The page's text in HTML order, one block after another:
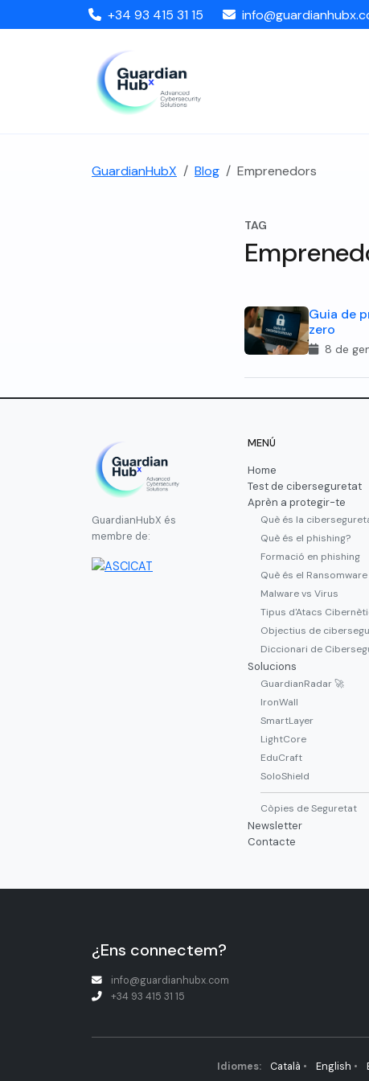
+34 93 415 31 15
GuardianHubX Blog Emprenedors
TAG
Guia de
zero
8 de
GuardianHubX és
membre de:
MENÚ
Home
Test de ciberseguretat
Aprèn a protegir-te
Què és la
Què és el phishing?
Formació en phishing
Què és el Ransomware
Malware vs Virus
Tipus d'Atacs
Objectius de
Diccionari de
Solucions
GuardianRadar 🚀
IronWall
SmartLayer
LightCore
EduCraft
SoloShield
Còpies de Seguretat
Newsletter
Contacte
¿Ens connectem?
info@guardianhubx.com
+34 93 415 31 15
Idiomes: Català • English •